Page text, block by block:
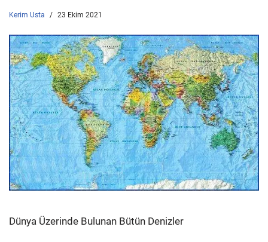
Kerim Usta 23 Ekim 2021
Dünya Üzerinde Bulunan Bütün Denizler